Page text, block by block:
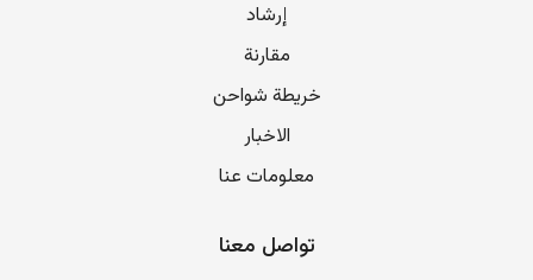
إرشاد
مقارنة
خريطة شواحن
الاخبار
معلومات عنا
تواصل معنا